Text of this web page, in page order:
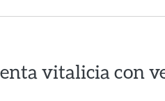
vitalicia con